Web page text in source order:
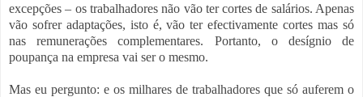
excepções – os trabalhadores não vão ter cortes de salários. Apenas
vão sofrer adaptações, isto é, vão ter efectivamente cortes mas só
nas remunerações complementares. Portanto, o desígnio de
poupança na empresa vai ser o mesmo.
Mas eu pergunto: e os milhares de trabalhadores que só auferem o